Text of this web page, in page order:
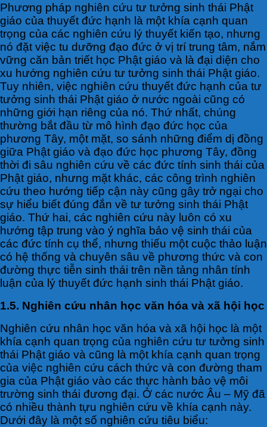
Phương pháp nghiên cứu tư tưởng sinh thái Phật
giáo của thuyết đức hạnh là một khía cạnh quan
trọng của các nghiên cứu lý thuyết kiến tạo, nhưng
nó đặt việc tu dưỡng đạo đức ở vị trí trung tâm, nắm
vững căn bản triết học Phật giáo và là đại diện cho
xu hướng nghiên cứu tư tưởng sinh thái Phật giáo.
Tuy nhiên, việc nghiên cứu thuyết đức hạnh của tư
tưởng sinh thái Phật giáo ở nước ngoài cũng có
những giới hạn riêng của nó. Thứ nhất, chúng
thường bắt đầu từ mô hình đạo đức học của
phương Tây, một mặt, so sánh những điểm dị đồng
giữa Phật giáo và đạo đức học phương Tây, đồng
thời đi sâu nghiên cứu về các đức tính sinh thái của
Phật giáo, nhưng mặt khác, các công trình nghiên
cứu theo hướng tiếp cận này cũng gây trở ngại cho
sự hiểu biết đúng đắn về tư tưởng sinh thái Phật
giáo. Thứ hai, các nghiên cứu này luôn có xu
hướng tập trung vào ý nghĩa bảo vệ sinh thái của
các đức tính cụ thể, nhưng thiếu một cuộc thảo luận
có hệ thống và chuyên sâu về phương thức và con
đường thực tiễn sinh thái trên nền tảng nhân tính
luận của lý thuyết đức hạnh sinh thái Phật giáo.
1.5. Nghiên cứu nhân học văn hóa và xã hội học
Nghiên cứu nhân học văn hóa và xã hội học là một
khía cạnh quan trọng của nghiên cứu tư tưởng sinh
thái Phật giáo và cũng là một khía cạnh quan trọng
của việc nghiên cứu cách thức và con đường tham
gia của Phật giáo vào các thực hành bảo vệ môi
trường sinh thái đương đại. Ở các nước Âu – Mỹ đã
có nhiều thành tựu nghiên cứu về khía cạnh này.
Dưới đây là một số nghiên cứu tiêu biểu: